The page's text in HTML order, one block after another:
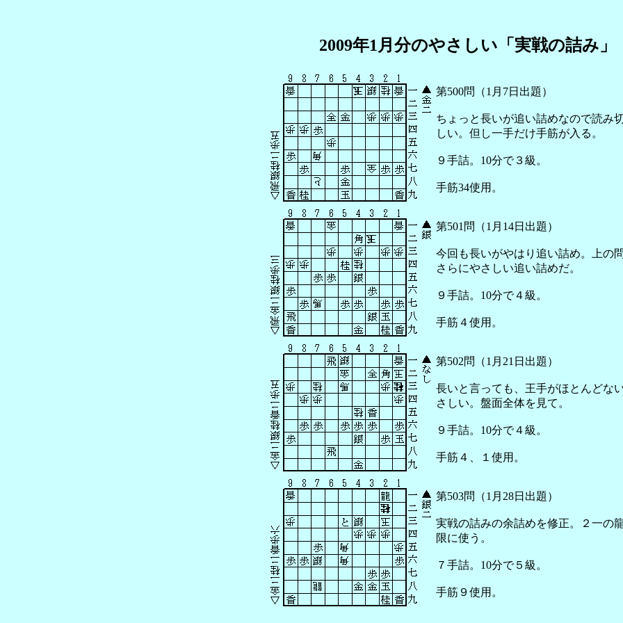
2009年1月分のやさしい「実戦の詰み」
第500問（1月7日出題）
ちょっと長いが追い詰めなので読み
しい。但し一手だけ手筋が入る。
９手詰。10分で３級。
手筋34使用。
第501問（1月14日出題）
今回も長いがやはり追い詰め。上の
さらにやさしい追い詰めだ。
９手詰。10分で４級。
手筋４使用。
第502問（1月21日出題）
長いと言っても、王手がほとんどな
さしい。盤面全体を見て。
９手詰。10分で４級。
手筋４、１使用。
第503問（1月28日出題）
実戦の詰みの余詰めを修正。２一の
限に使う。
７手詰。10分で５級。
手筋９使用。